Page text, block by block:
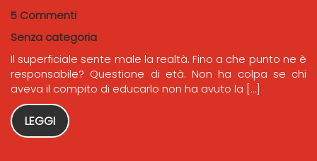
5 Commenti
Senza categoria
Il superficiale sente male la realtà. Fino a che punto ne è
responsabile? Questione di età. Non ha colpa se chi
aveva il compito di educarlo non ha avuto la […]
LEGGI